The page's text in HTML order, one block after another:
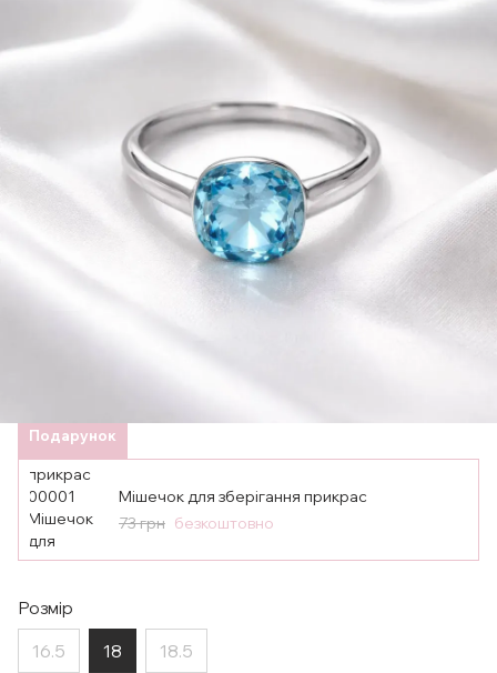
Подарунок
Мішечок для зберігання прикрас
73 грн безкоштовно
Розмір
16.5 18 18.5